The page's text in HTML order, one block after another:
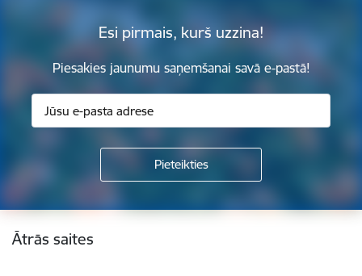
Esi pirmais, kurš uzzina!
Piesakies jaunumu saņemšanai savā e-pastā!
Kājene
Ātrās saites